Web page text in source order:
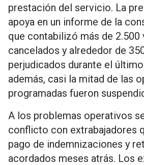
prestación del servicio. La
apoya en un informe de la
que contabilizó más de 2.500
cancelados y alrededor de
perjudicados durante el último
además, casi la mitad de las
programadas fueron
A los problemas operativos
conflicto con extrabajadores
pago de indemnizaciones y
acordados meses atrás. Los